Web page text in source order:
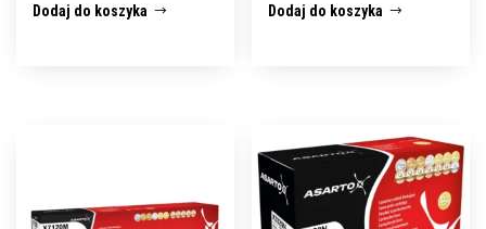
Dodaj do koszyka Dodaj do koszyka